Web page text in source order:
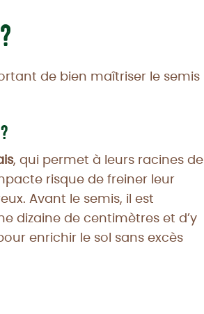
de bien maîtriser le semis
, qui permet à leurs racines de
risque de freiner leur
Avant le semis, il est
dizaine de centimètres et d’y
enrichir le sol sans excès